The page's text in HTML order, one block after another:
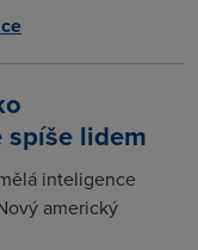
lidem
inteligence
americký